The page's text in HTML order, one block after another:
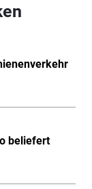
beliefert